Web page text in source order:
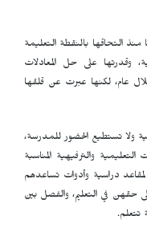
منذ التحاقها بالنقطة التعليمة
وقدرتها على حل المعادلات
خلال عام، لكنها عبرت عن قلقها
ولا تستطيع الحضور للمدرسة،
والترفيهية المناسبة
لمقاعد دراسية وأدوات تساعدهم
حقهن في التعليم، والفصل بين
تتعلم.